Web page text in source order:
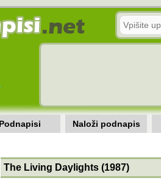
Podnapisi Naloži podnapis
The Living Daylights (1987)